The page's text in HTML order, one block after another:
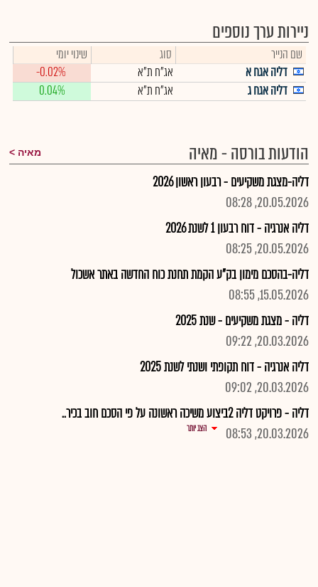
ניירות ערך נוספים
שם הנייר סוג
שינוי יומי
דליה אגח א
אג"ח ת"א
-0.02%
דליה אגח ג
אג"ח ת"א 0.04%
הודעות בורסה - מאיה מאיה
דליה-מצגת משקיעים - רבעון ראשון 2026
20.05.2026, 08:28
דליה אנרגיה - דוח רבעון 1 לשנת 2026
20.05.2026, 08:25
דליה-בהסכם מימון בק"ע הקמת תחנת כוח החדשה באתר אשכול
15.05.2026, 08:55
דליה - מצגת משקיעים - שנת 2025
20.03.2026, 09:22
דליה אנרגיה - דוח תקופתי ושנתי לשנת 2025
20.03.2026, 09:02
דליה - פרויקט דליה 2ביצוע משיכה ראשונה על פי הסכם חוב בכיר..
20.03.2026, 08:53
הצג יותר